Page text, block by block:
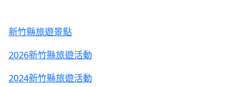
新竹縣旅遊景點
2026新竹縣旅遊活動
2024新竹縣旅遊活動